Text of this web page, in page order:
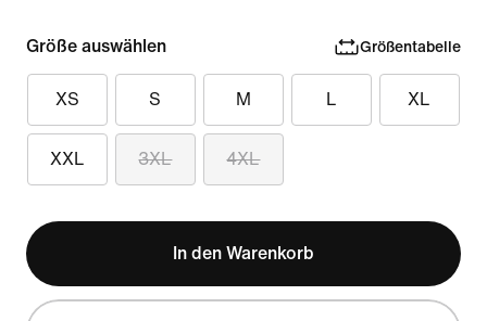
Größe auswählen Größentabelle
XS S M L XL
XXL 3XL 4XL
In den Warenkorb